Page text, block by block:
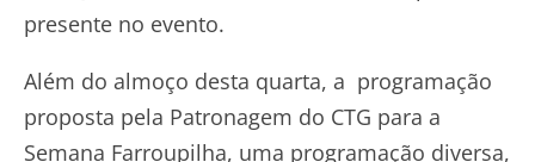
presente no evento.
Além do almoço desta quarta, a programação
proposta pela Patronagem do CTG para a
Semana Farroupilha, uma programação diversa,